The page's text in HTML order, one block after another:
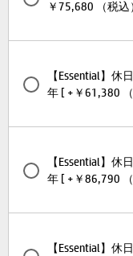
￥75,680 （税込
【Essential】休
年 [ +￥61,380
【Essential】休
年 [ +￥86,790
【Essential】休